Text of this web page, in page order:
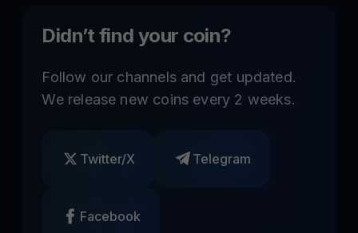
Didn’t find your coin?
Follow our channels and get updated.
We release new coins every 2 weeks.
Twitter/X Telegram
Facebook